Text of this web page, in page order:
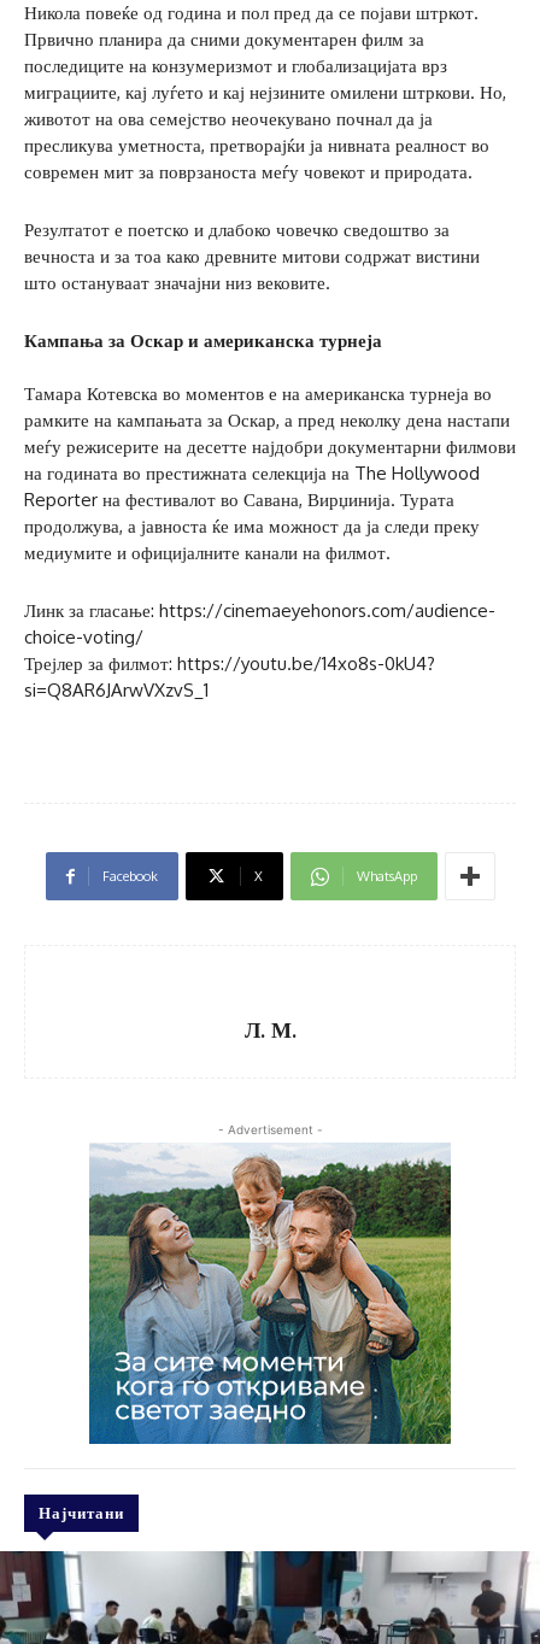
Никола повеќе од година и пол пред да се појави штркот.
Првично планира да сними документарен филм за
последиците на конзумеризмот и глобализацијата врз
миграциите, кај луѓето и кај нејзините омилени штркови. Но,
животот на ова семејство неочекувано почнал да ја
пресликува уметноста, претворајќи ја нивната реалност во
современ мит за поврзаноста меѓу човекот и природата.
Резултатот е поетско и длабоко човечко сведоштво за
вечноста и за тоа како древните митови содржат вистини
што остануваат значајни низ вековите.
Кампања за Оскар и американска турнеја
Тамара Котевска во моментов е на американска турнеја во
рамките на кампањата за Оскар, а пред неколку дена настапи
меѓу режисерите на десетте најдобри документарни филмови
на годината во престижната селекција на The Hollywood
Reporter на фестивалот во Савана, Вирџинија. Турата
продолжува, а јавноста ќе има можност да ја следи преку
медиумите и официјалните канали на филмот.
Линк за гласање: https://cinemaeyehonors.com/audience-
choice-voting/
Трејлер за филмот: https://youtu.be/14xo8s-0kU4?
si=Q8AR6JArwVXzvS_1
Facebook X WhatsApp
Л. М.
- Advertisement -
Најчитани